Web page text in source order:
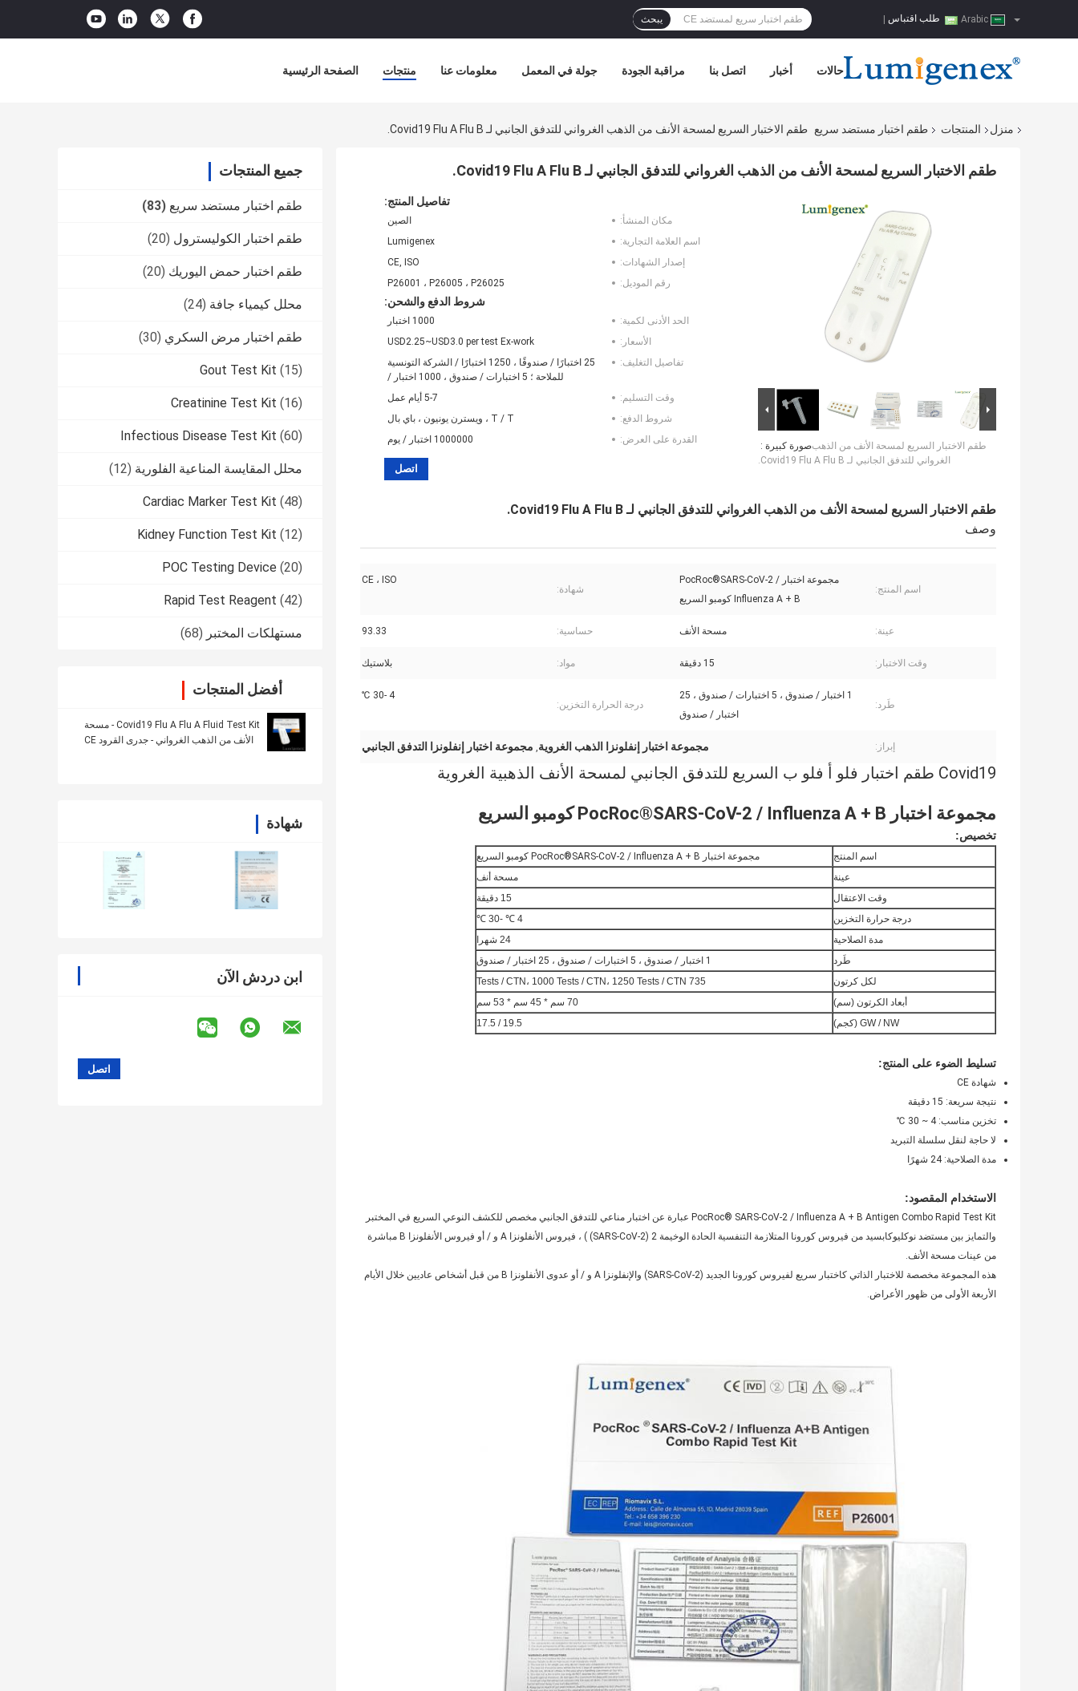
طلب اقتباس يبحث
الصفحة الرئيسية منتجات معلومات عنا جولة في المعمل مراقبة الجودة اتصل بنا أخبار حالات
منزل المنتجات طقم اختبار مستضد سريع طقم الاختبار السريع لمسحة الأنف من الذهب الغرواني للتدفق الجانبي لـ Covid19 Flu A Flu B.
جميع المنتجات
طقم اختبار مستضد سريع (83)
طقم اختبار الكوليسترول (20)
طقم اختبار حمض اليوريك (20)
محلل كيمياء جافة (24)
طقم اختبار مرض السكري (30)
Gout Test Kit (15)
Creatinine Test Kit (16)
Infectious Disease Test Kit (60)
محلل المقايسة المناعية الفلورية (12)
Cardiac Marker Test Kit (48)
Kidney Function Test Kit (12)
POC Testing Device (20)
Rapid Test Reagent (42)
مستهلكات المختبر (68)
أفضل المنتجات
Covid19 Flu A Flu A Fluid Test Kit - مسحة
الأنف من الذهب الغرواني - جدرى القرود CE
شهادة
ابن دردش الآن
طقم الاختبار السريع لمسحة الأنف من الذهب الغرواني للتدفق الجانبي لـ Covid19 Flu A Flu B.
صورة كبيرة :طقم الاختبار السريع لمسحة الأنف من الذهب
الغرواني للتدفق الجانبي لـ Covid19 Flu A Flu B.
تفاصيل المنتج:
مكان المنشأ:
الصين
اسم العلامة التجارية:
Lumigenex
إصدار الشهادات:
CE, ISO
رقم الموديل:
P26001 ، P26005 ، P26025
شروط الدفع والشحن:
الحد الأدنى لكمية:
1000 اختبار
الأسعار:
USD2.25~USD3.0 per test Ex-work
تفاصيل التغليف:
25 اختبارًا / صندوقًا ، 1250 اختبارًا / الشركة التونسية
للملاحة ؛ 5 اختبارات / صندوق ، 1000 اختبار /
وقت التسليم:
5-7 أيام عمل
شروط الدفع:
T / T ، ويسترن يونيون ، باي بال
القدرة على العرض:
1000000 اختبار / يوم
اتصل
طقم الاختبار السريع لمسحة الأنف من الذهب الغرواني للتدفق الجانبي لـ Covid19 Flu A Flu B.
وصف
اسم المنتج:
مجموعة اختبار PocRoc®SARS-CoV-2 /
Influenza A + B كومبو السريع
شهادة:
CE ، ISO
عينة: مسحة الأنف حساسية: 93.33
وقت الاختبار: 15 دقيقة مواد: بلاستيك
طَرد:
1 اختبار / صندوق ، 5 اختبارات / صندوق ، 25
اختبار / صندوق
درجة الحرارة التخزين:
4 -30 ℃
إبراز: مجموعة اختبار إنفلونزا الذهب الغروية, مجموعة اختبار إنفلونزا التدفق الجانبي
Covid19 طقم اختبار فلو أ فلو ب السريع للتدفق الجانبي لمسحة الأنف الذهبية الغروية
مجموعة اختبار PocRoc®SARS-CoV-2 / Influenza A + B كومبو السريع
تخصيص:
اسم المنتج
مجموعة اختبار PocRoc®SARS-CoV-2 / Influenza A + B كومبو السريع
عينة
مسحة أنف
وقت الاعتقال
15 دقيقة
درجة حرارة التخزين
4 ℃ -30 ℃
مدة الصلاحية
24 شهرا
طَرد
1 اختبار / صندوق ، 5 اختبارات / صندوق ، 25 اختبار / صندوق
لكل كرتون
735 Tests / CTN، 1000 Tests / CTN، 1250 Tests / CTN
أبعاد الكرتون (سم)
70 سم * 45 سم * 53 سم
GW / NW (كجم)
19.5 / 17.5
تسليط الضوء على المنتج:
شهادة CE
نتيجة سريعة: 15 دقيقة
تخزين مناسب: 4 ~ 30 ℃
لا حاجة لنقل سلسلة التبريد
مدة الصلاحية: 24 شهرًا
الاستخدام المقصود:
PocRoc® SARS-CoV-2 / Influenza A + B Antigen Combo Rapid Test Kit عبارة عن اختبار مناعي للتدفق الجانبي مخصص للكشف النوعي السريع في المختبر
والتمايز بين مستضد نوكليوكابسيد من فيروس كورونا المتلازمة التنفسية الحادة الوخيمة 2 (SARS-CoV-2) ) ، فيروس الأنفلونزا A و / أو فيروس الأنفلونزا B مباشرة
من عينات مسحة الأنف.
هذه المجموعة مخصصة للاختبار الذاتي كاختبار سريع لفيروس كورونا الجديد (SARS-CoV-2) والإنفلونزا A و / أو عدوى الأنفلونزا B من قبل أشخاص عاديين خلال الأيام
الأربعة الأولى من ظهور الأعراض.